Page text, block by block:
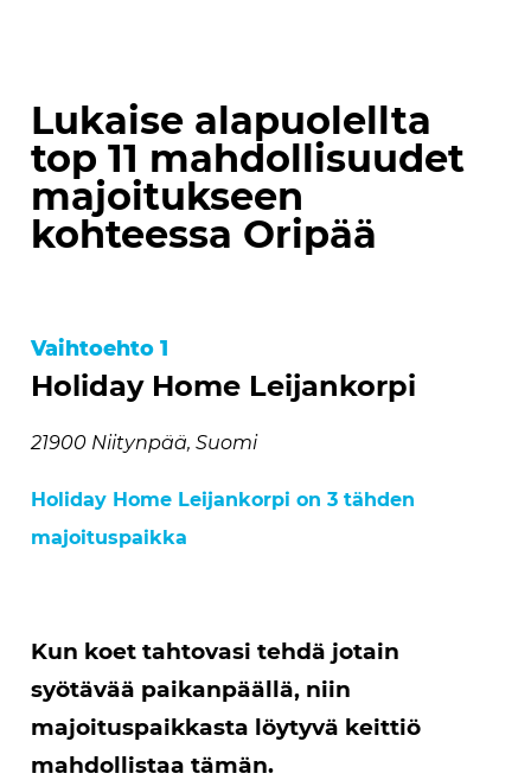
Lukaise alapuolellta
top 11 mahdollisuudet
majoitukseen
kohteessa Oripää
Vaihtoehto 1
Holiday Home Leijankorpi
21900 Niitynpää, Suomi
Holiday Home Leijankorpi on 3 tähden
majoituspaikka
Kun koet tahtovasi tehdä jotain
syötävää paikanpäällä, niin
majoituspaikkasta löytyvä keittiö
mahdollistaa tämän.